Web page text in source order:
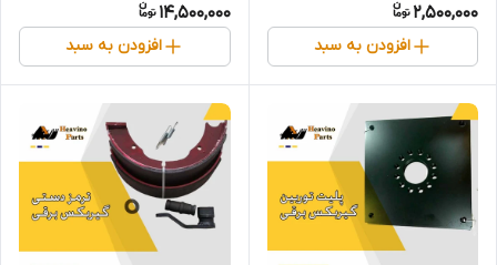
2,500,000
افزودن به سبد
14,500,000
افزودن به سبد